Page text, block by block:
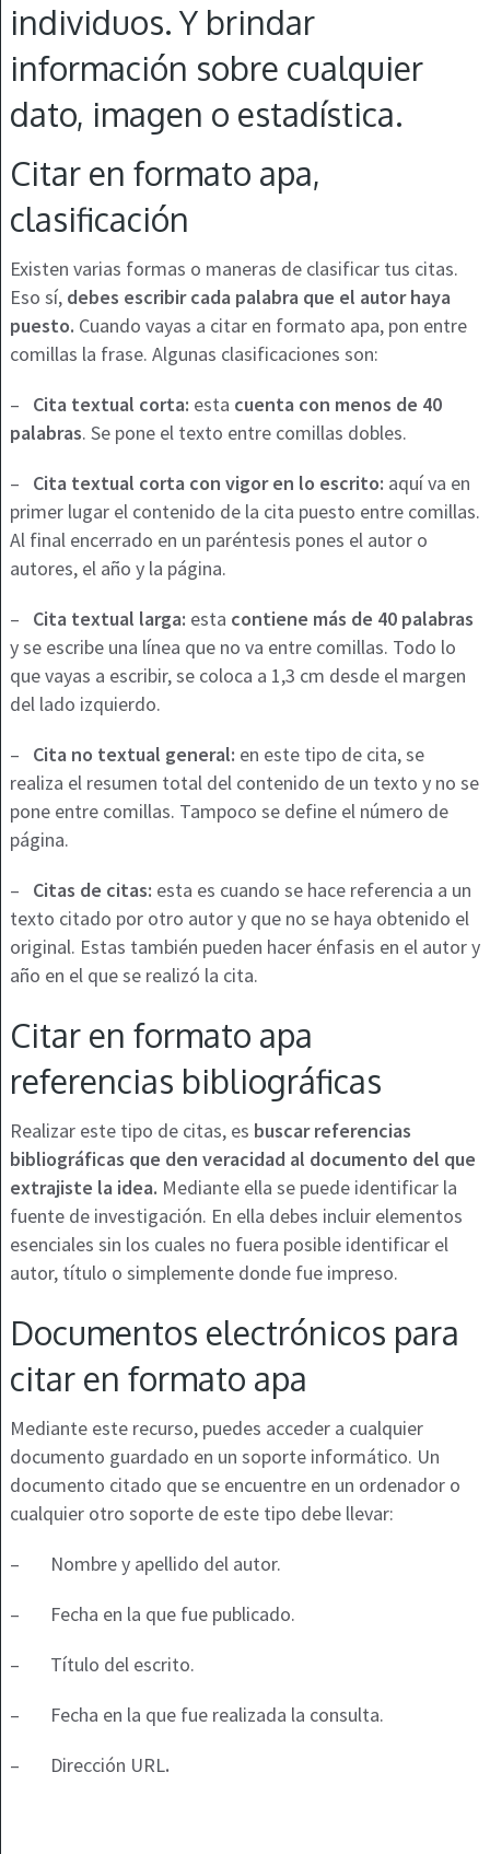
individuos. Y brindar
información sobre cualquier
dato, imagen o estadística.
Citar en formato apa,
clasificación
Existen varias formas o maneras de clasificar tus citas.
Eso sí, debes escribir cada palabra que el autor haya
puesto. Cuando vayas a citar en formato apa, pon entre
comillas la frase. Algunas clasificaciones son:
–
Cita textual corta: esta cuenta con menos de 40
palabras. Se pone el texto entre comillas dobles.
–
Cita textual corta con vigor en lo escrito: aquí va en
primer lugar el contenido de la cita puesto entre comillas.
Al final encerrado en un paréntesis pones el autor o
autores, el año y la página.
–
Cita textual larga: esta contiene más de 40 palabras
y se escribe una línea que no va entre comillas. Todo lo
que vayas a escribir, se coloca a 1,3 cm desde el margen
del lado izquierdo.
–
Cita no textual general: en este tipo de cita, se
realiza el resumen total del contenido de un texto y no se
pone entre comillas. Tampoco se define el número de
página.
–
Citas de citas: esta es cuando se hace referencia a un
texto citado por otro autor y que no se haya obtenido el
original. Estas también pueden hacer énfasis en el autor y
año en el que se realizó la cita.
Citar en formato apa
referencias bibliográficas
Realizar este tipo de citas, es buscar referencias
bibliográficas que den veracidad al documento del que
extrajiste la idea. Mediante ella se puede identificar la
fuente de investigación. En ella debes incluir elementos
esenciales sin los cuales no fuera posible identificar el
autor, título o simplemente donde fue impreso.
Documentos electrónicos para
citar en formato apa
Mediante este recurso, puedes acceder a cualquier
documento guardado en un soporte informático. Un
documento citado que se encuentre en un ordenador o
cualquier otro soporte de este tipo debe llevar:
–
Nombre y apellido del autor.
–
Fecha en la que fue publicado.
–
Título del escrito.
–
Fecha en la que fue realizada la consulta.
–
Dirección URL.